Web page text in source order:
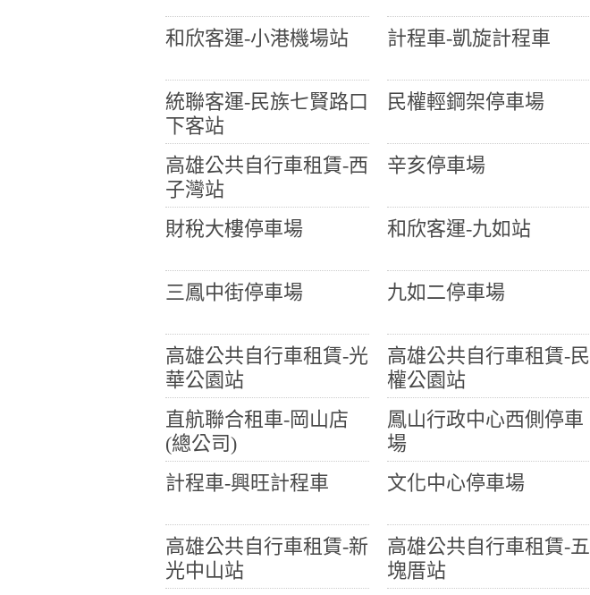
和欣客運-小港機場站 計程車-凱旋計程車
統聯客運-民族七賢路口
下客站
民權輕鋼架停車場
高雄公共自行車租賃-西
子灣站
辛亥停車場
財稅大樓停車場
和欣客運-九如站
三鳳中街停車場 九如二停車場
高雄公共自行車租賃-光
華公園站
高雄公共自行車租賃-民
權公園站
直航聯合租車-岡山店
(總公司)
鳳山行政中心西側停車
場
計程車-興旺計程車 文化中心停車場
高雄公共自行車租賃-新
光中山站
高雄公共自行車租賃-五
塊厝站